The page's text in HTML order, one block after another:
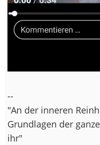
--
"An der inneren
Grundlagen der
ihr"